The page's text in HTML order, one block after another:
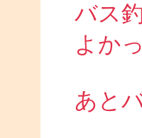
バス
よか
あと